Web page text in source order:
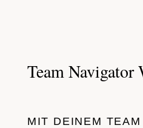
Team Navigator
MIT DEINEM